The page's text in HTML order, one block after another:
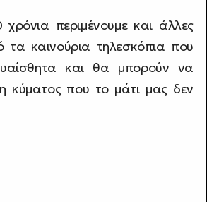
περιμένουμε και άλλες
τα καινούρια τηλεσκόπια που
και θα μπορούν να
κύματος που το μάτι μας δεν